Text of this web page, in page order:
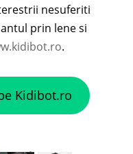
nesuferiti
prin lene si
.
Kidibot.ro